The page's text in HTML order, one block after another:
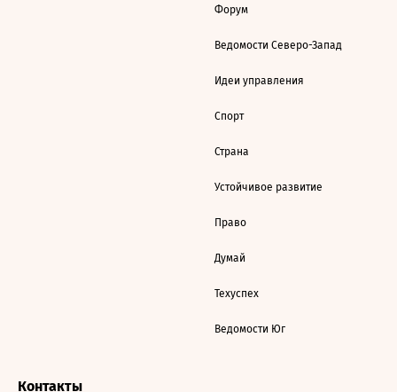
Форум
Ведомости Северо-Запад
Идеи управления
Спорт
Страна
Устойчивое развитие
Право
Думай
Техуспех
Ведомости Юг
Контакты